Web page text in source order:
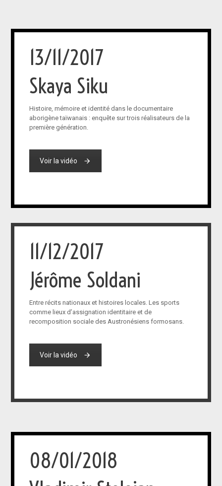
13/11/2017
Skaya Siku
Histoire, mémoire et identité dans le documentaire
aborigène taïwanais : enquête sur trois réalisateurs de la
première génération.
Voir la vidéo
11/12/2017
Jérôme Soldani
Entre récits nationaux et histoires locales. Les sports
comme lieux d’assignation identitaire et de
recomposition sociale des Austronésiens formosans.
Voir la vidéo
08/01/2018